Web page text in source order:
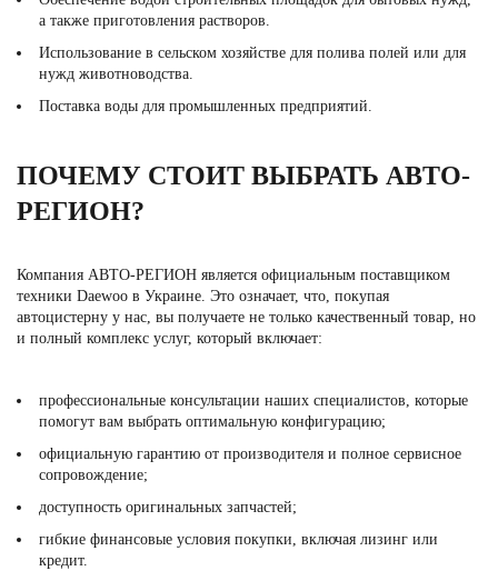
а также приготовления растворов.
Использование в сельском хозяйстве для полива полей или для
нужд животноводства.
Поставка воды для промышленных предприятий.
ПОЧЕМУ СТОИТ ВЫБРАТЬ АВТО-
РЕГИОН?
Компания АВТО-РЕГИОН является официальным поставщиком
техники Daewoo в Украине. Это означает, что, покупая
автоцистерну у нас, вы получаете не только качественный товар, но
и полный комплекс услуг, который включает:
профессиональные консультации наших специалистов, которые
помогут вам выбрать оптимальную конфигурацию;
официальную гарантию от производителя и полное сервисное
сопровождение;
доступность оригинальных запчастей;
гибкие финансовые условия покупки, включая лизинг или
кредит.